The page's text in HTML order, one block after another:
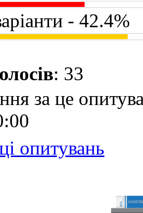
- 42.4%
: 33
за це
опитувань